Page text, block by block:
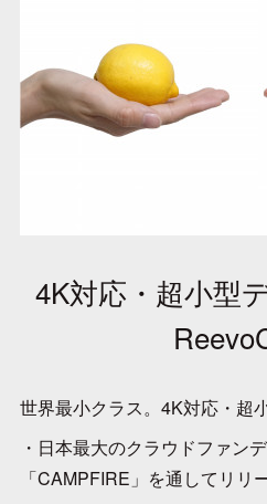
4K対応・超小型
世界最小クラス。4K対応・超
・日本最大のクラウドファン
「CAMPFIRE」を通してリリー